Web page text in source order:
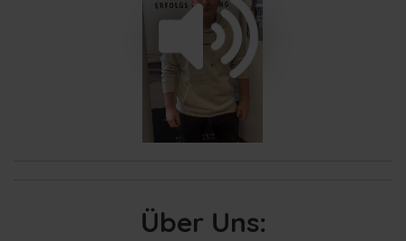
100.00%
Über Uns: